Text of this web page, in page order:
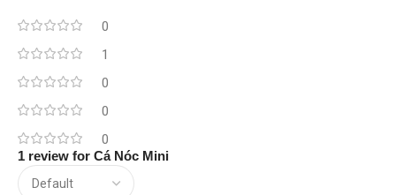
0
1
0
0
0
1 review for Cá Nóc Mini